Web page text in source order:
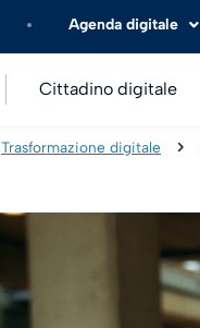
Agenda digitale
Cittadino digitale
Trasformazione digitale